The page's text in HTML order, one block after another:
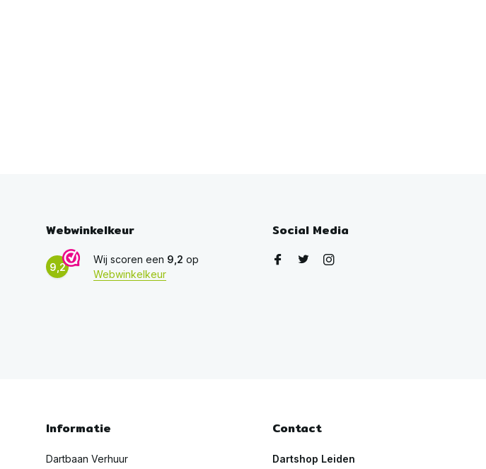
Webwinkelkeur
9,2
Wij scoren een 9,2 op
Webwinkelkeur
Social Media
Informatie
Dartbaan Verhuur
Contact
Dartshop Leiden